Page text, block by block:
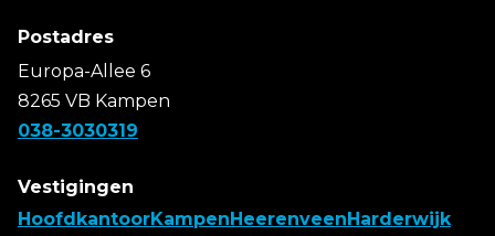
Postadres
Europa-Allee 6
8265 VB Kampen
038-3030319
Vestigingen
HoofdkantoorKampen Heerenveen Harderwijk